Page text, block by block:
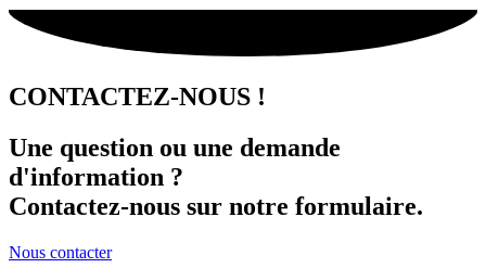
CONTACTEZ-NOUS !
Une question ou une demande
d'information ?
Contactez-nous sur notre formulaire.
Nous contacter